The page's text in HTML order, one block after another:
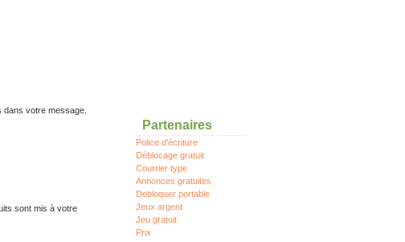
dans votre message.
sont mis à votre
Partenaires
Police d'écriture
Déblocage gratuit
Courrier type
Annonces gratuites
Debloquer portable
Jeux argent
Jeu gratuit
Prix